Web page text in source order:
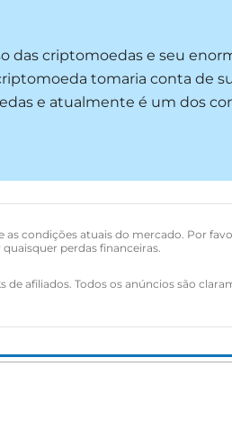
das criptomoedas e seu
tomaria conta de
e atualmente é um dos
condições atuais do mercado. Por
perdas financeiras.
afiliados. Todos os anúncios são